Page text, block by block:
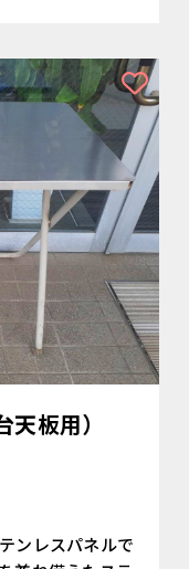
板用）
ンレスパネルで